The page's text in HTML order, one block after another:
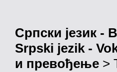
Српски језик -
Srpski jezik -
и превођење >